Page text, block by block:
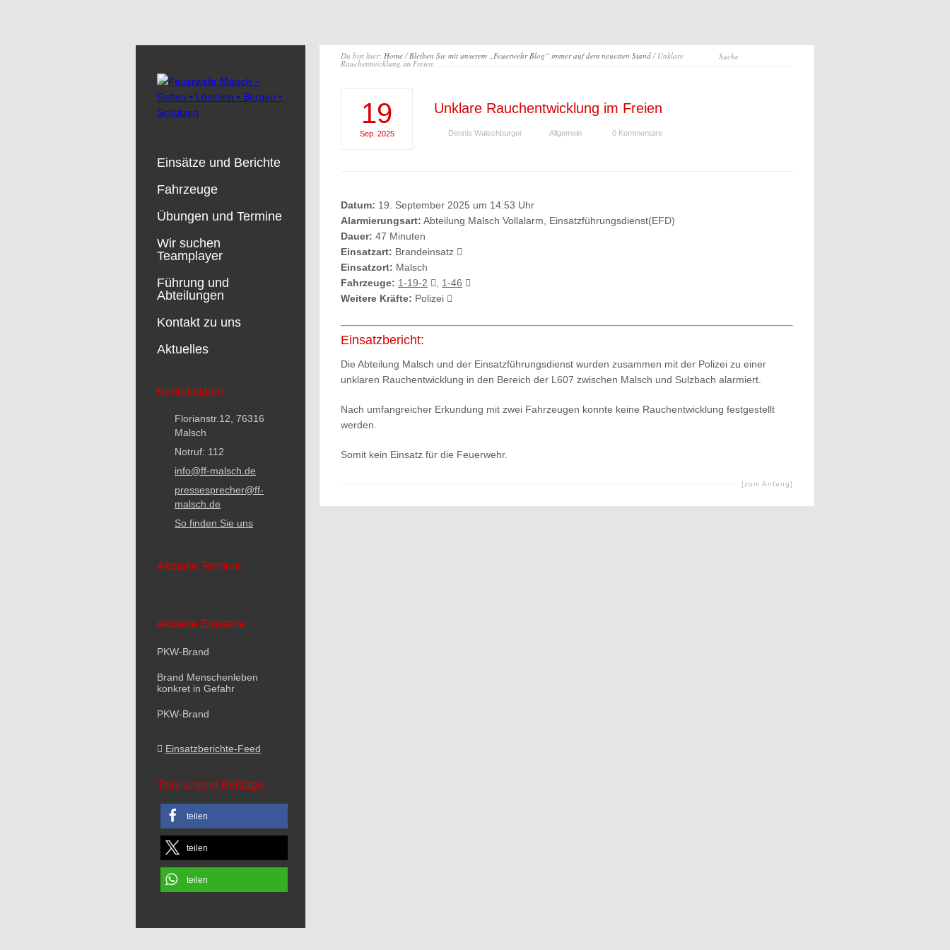
Du bist hier: Home/Bleiben Sie mit unserem „Feuerwehr Blog“ immer auf dem neuesten Stand/ Unklare
Rauchentwicklung im Freien
19
Sep. 2025
Unklare Rauchentwicklung im Freien
Dennis Walschburger Allgemein 0 Kommentare
Datum: 19. September 2025 um 14:53 Uhr
Alarmierungsart: Abteilung Malsch Vollalarm, Einsatzführungsdienst(EFD)
Dauer: 47 Minuten
Einsatzart: Brandeinsatz
Einsatzort: Malsch
Fahrzeuge: 1-19-2
1-46
Weitere Kräfte: Polizei
Einsatzbericht:
Die Abteilung Malsch und der Einsatzführungsdienst wurden zusammen mit der Polizei zu einer
unklaren Rauchentwicklung in den Bereich der L607 zwischen Malsch und Sulzbach alarmiert.
Nach umfangreicher Erkundung mit zwei Fahrzeugen konnte keine Rauchentwicklung festgestellt
werden.
Somit kein Einsatz für die Feuerwehr.
[zum Anfang]
Einsätze und Berichte
Fahrzeuge
Übungen und Termine
Wir suchen
Teamplayer
Führung und
Abteilungen
Kontakt zu uns
Aktuelles
Kontaktdaten
Florianstr.12, 76316
Malsch
Notruf: 112
info@ff-malsch.de
pressesprecher@ff-
malsch.de
So finden Sie uns
Aktuelle Termine
Aktuelle Einsätze
PKW-Brand
Brand Menschenleben
konkret in Gefahr
PKW-Brand
Einsatzberichte-Feed
Teile unsere Beiträge
teilen
teilen
teilen